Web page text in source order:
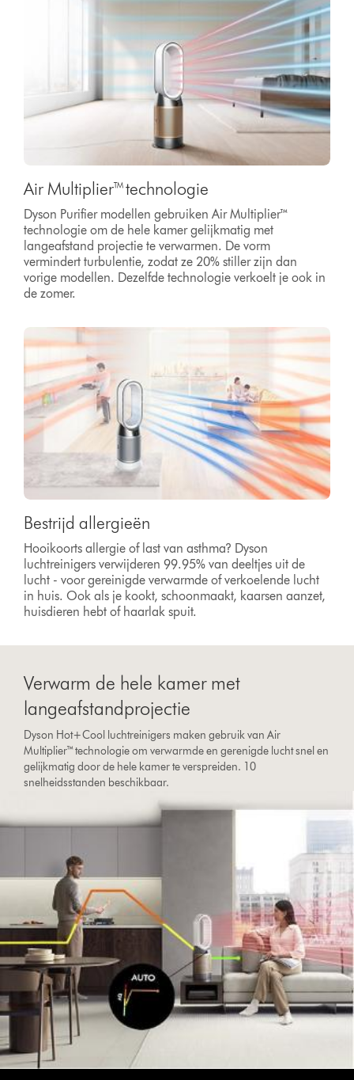
Air Multiplier™ technologie
Dyson Purifier modellen gebruiken Air Multiplier™
technologie om de hele kamer gelijkmatig met
langeafstand projectie te verwarmen. De vorm
vermindert turbulentie, zodat ze 20% stiller zijn dan
vorige modellen. Dezelfde technologie verkoelt je ook in
de zomer.
Bestrijd allergieën
Hooikoorts allergie of last van asthma? Dyson
luchtreinigers verwijderen 99.95% van deeltjes uit de
lucht - voor gereinigde verwarmde of verkoelende lucht
in huis. Ook als je kookt, schoonmaakt, kaarsen aanzet,
huisdieren hebt of haarlak spuit.
Verwarm de hele kamer met
langeafstandprojectie
Dyson Hot+Cool luchtreinigers maken gebruik van Air
Multiplier™ technologie om verwarmde en gerenigde lucht snel en
gelijkmatig door de hele kamer te verspreiden. 10
snelheidsstanden beschikbaar.